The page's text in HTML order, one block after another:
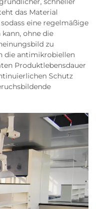
das Material
eine regelmäßige
ohne die
zu
die antimikrobiellen
Produktlebensdauer
Schutz